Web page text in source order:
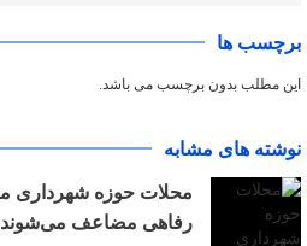
برچسب ها
این مطلب بدون برچسب می باشد.
نوشته های مشابه
رفاهی مضاعف می‌شوند